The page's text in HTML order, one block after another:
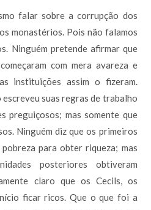
falar sobre a corrupção dos
monastérios. Pois não falamos
Ninguém pretende afirmar que
com mera avareza e
instituições assim o fizeram.
escreveu suas regras de trabalho
preguiçosos; mas somente que
Ninguém diz que os primeiros
para obter riqueza; mas
posteriores obtiveram
claro que os Cecils, os
ficar ricos. Que o que foi a